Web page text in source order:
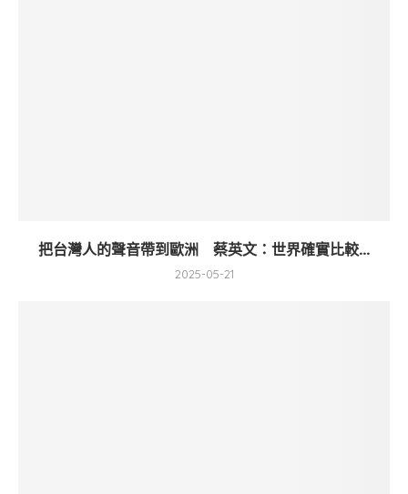
把台灣人的聲音帶到歐洲 蔡英文：世界確實比較...
2025-05-21